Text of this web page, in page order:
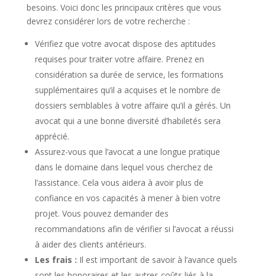
besoins. Voici donc les principaux critères que vous
devrez considérer lors de votre recherche :
Vérifiez que votre avocat dispose des aptitudes
requises pour traiter votre affaire. Prenez en
considération sa durée de service, les formations
supplémentaires qu’il a acquises et le nombre de
dossiers semblables à votre affaire qu’il a gérés. Un
avocat qui a une bonne diversité d’habiletés sera
apprécié.
Assurez-vous que l’avocat a une longue pratique
dans le domaine dans lequel vous cherchez de
l’assistance. Cela vous aidera à avoir plus de
confiance en vos capacités à mener à bien votre
projet. Vous pouvez demander des
recommandations afin de vérifier si l’avocat a réussi
à aider des clients antérieurs.
Les frais : Il est important de savoir à l’avance quels